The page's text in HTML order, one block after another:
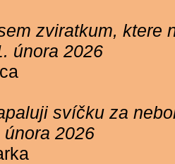
zviratkum, ktere
února 2026
svíčku za
února 2026